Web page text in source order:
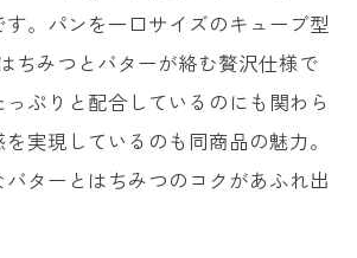
。パンを一口サイズのキューブ型
ちみつとバターが絡む贅沢仕様で
ぷりと配合しているのにも関わら
実現しているのも同商品の魅力。
ターとはちみつのコクがあふれ出